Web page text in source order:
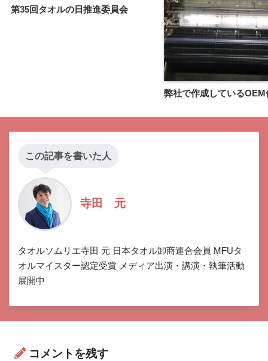
第35回タオルの日推進委員会
弊社で作成しているOEM
この記事を書いた人
寺田 元
タオルソムリエ寺田 元 日本タオル卸商連合会員 MFUタ
オルマイスター認定受賞 メディア出演・講演・執筆活動
展開中
コメントを残す